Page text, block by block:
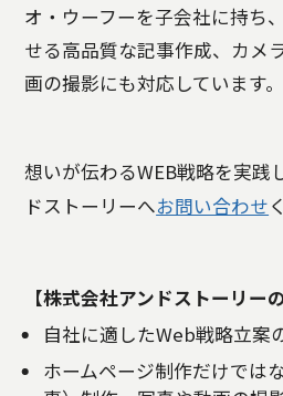
オ・ウーフーを子会社に持ち
せる高品質な記事作成、カメ
画の撮影にも対応しています。
想いが伝わるWEB戦略を実践
ドストーリーへお問い合わせ
【株式会社アンドストーリー
自社に適したWeb戦略立案
ホームページ制作だけでは